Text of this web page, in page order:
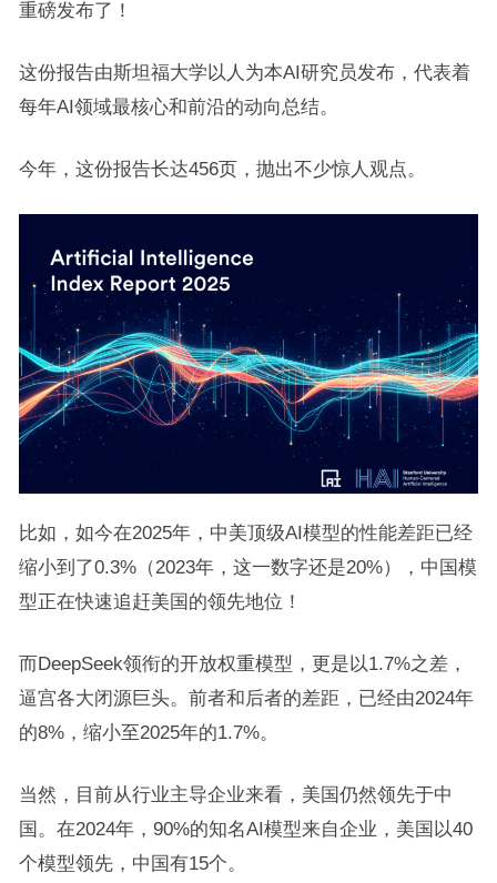
重磅发布了！
这份报告由斯坦福大学以人为本AI研究员发布，代表着
每年AI领域最核心和前沿的动向总结。
今年，这份报告长达456页，抛出不少惊人观点。
比如，如今在2025年，中美顶级AI模型的性能差距已经
缩小到了0.3%（2023年，这一数字还是20%），中国模
型正在快速追赶美国的领先地位！
而DeepSeek领衔的开放权重模型，更是以1.7%之差，
逼宫各大闭源巨头。前者和后者的差距，已经由2024年
的8%，缩小至2025年的1.7%。
当然，目前从行业主导企业来看，美国仍然领先于中
国。在2024年，90%的知名AI模型来自企业，美国以40
个模型领先，中国有15个。